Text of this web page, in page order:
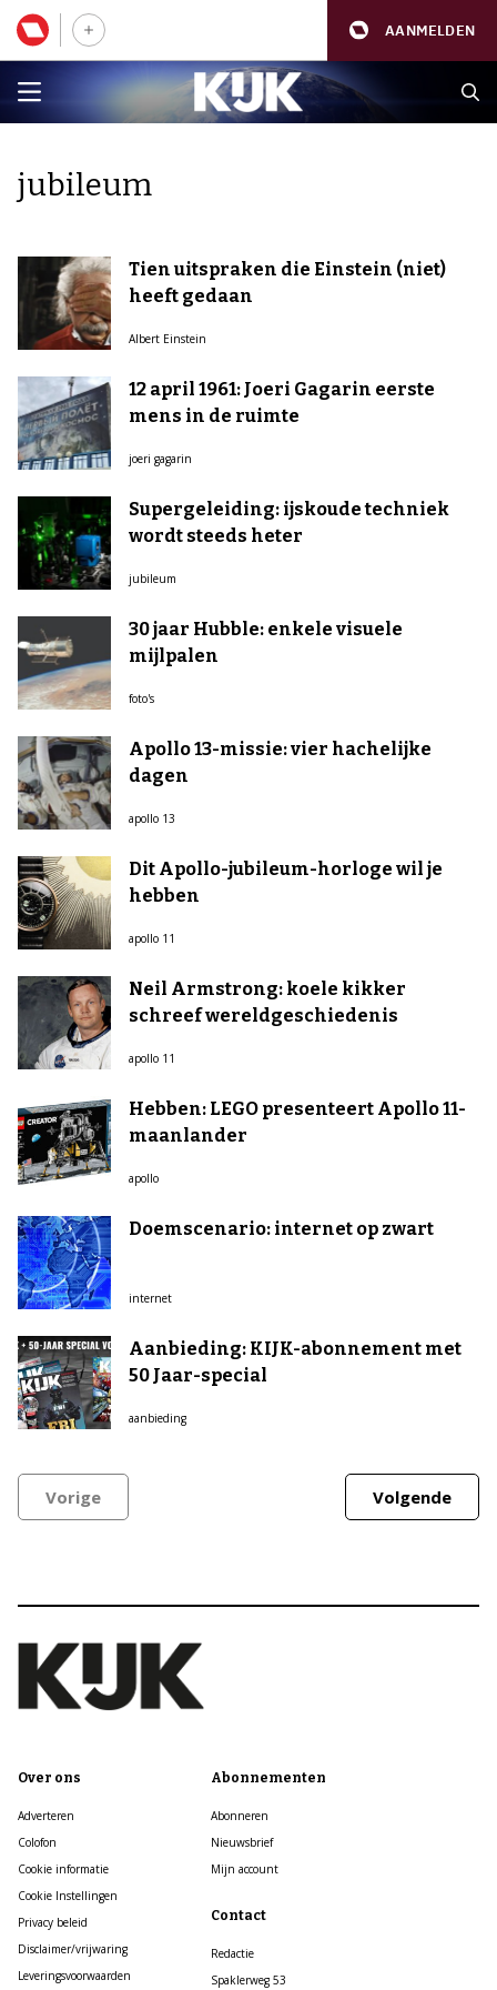
AANMELDEN
jubileum
Tien uitspraken die Einstein (niet)
heeft gedaan
Albert Einstein
12 april 1961: Joeri Gagarin eerste
mens in de ruimte
joeri gagarin
Supergeleiding: ijskoude techniek
wordt steeds heter
jubileum
30 jaar Hubble: enkele visuele
mijlpalen
foto's
Apollo 13-missie: vier hachelijke
dagen
apollo 13
Dit Apollo-jubileum-horloge wil je
hebben
apollo 11
Neil Armstrong: koele kikker
schreef wereldgeschiedenis
apollo 11
Hebben: LEGO presenteert Apollo 11-
maanlander
apollo
Doemscenario: internet op zwart
internet
Aanbieding: KIJK-abonnement met
50 Jaar-special
aanbieding
Vorige Volgende
Over ons
Adverteren
Colofon
Cookie informatie
Cookie Instellingen
Privacy beleid
Disclaimer/vrijwaring
Leveringsvoorwaarden
Abonnementen
Abonneren
Nieuwsbrief
Mijn account
Contact
Redactie
Spaklerweg 53